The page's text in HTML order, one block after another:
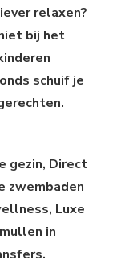
relaxen?
bij het
schuif je
gezin, Direct
zwembaden
Luxe
in